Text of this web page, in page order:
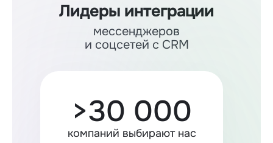
Лидеры интеграции
мессенджеров
и соцсетей с CRM
>30 000
компаний выбирают нас